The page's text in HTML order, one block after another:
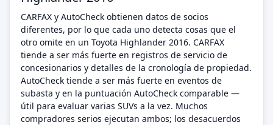
CARFAX y AutoCheck obtienen datos de socios
diferentes, por lo que cada uno detecta cosas que el
otro omite en un Toyota Highlander 2016. CARFAX
tiende a ser más fuerte en registros de servicio de
concesionarios y detalles de la cronología de propiedad.
AutoCheck tiende a ser más fuerte en eventos de
subasta y en la puntuación AutoCheck comparable —
útil para evaluar varias SUVs a la vez. Muchos
compradores serios ejecutan ambos; los desacuerdos